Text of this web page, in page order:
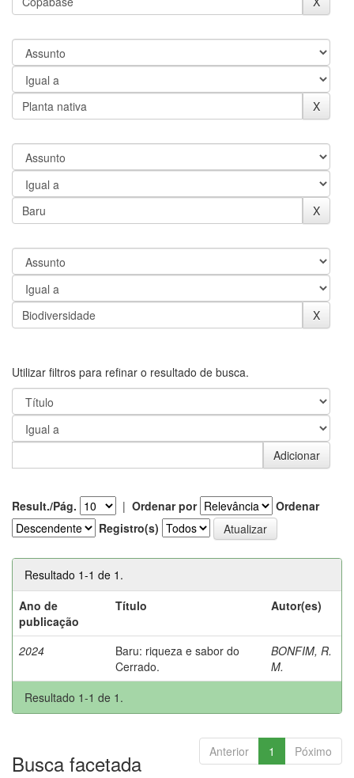
Utilizar filtros para refinar o resultado de busca.
Result./Pág. | Ordenar por
Ordenar
Registro(s)
Resultado 1-1 de 1.
Ano de
publicação
Título Autor(es)
2024
Baru: riqueza e sabor do
Cerrado.
BONFIM, R.
M.
Resultado 1-1 de 1.
Anterior 1 Póximo
Busca facetada